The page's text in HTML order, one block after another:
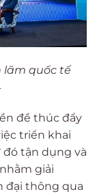
lãm quốc tế
đề thúc đẩy
triển khai
tận dụng và
giải
đại thông qua